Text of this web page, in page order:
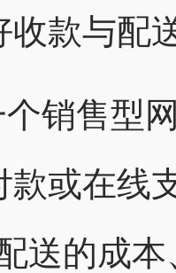
收款与配
销售型
款或在线
送的成